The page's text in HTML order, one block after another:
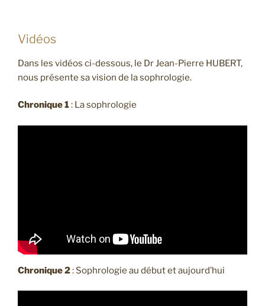
Vidéos
Dans les vidéos ci-dessous, le Dr Jean-Pierre HUBERT,
nous présente sa vision de la sophrologie.
Chronique 1: La sophrologie
Chronique 2: Sophrologie au début et aujourd’hui